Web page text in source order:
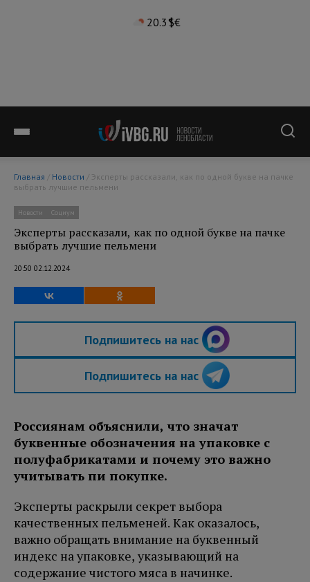
20.3°$€
Главная / Новости
выбрать лучшие пельмени
Новости Социум
Эксперты рассказали, как по одной букве на пачке
выбрать лучшие пельмени
20:50 02.12.2024
Подпишитесь на нас
Подпишитесь на нас
Россиянам объяснили, что значат
буквенные обозначения на упаковке с
полуфабрикатами и почему это важно
учитывать пи покупке.
Эксперты раскрыли секрет выбора
качественных пельменей. Как оказалось,
важно обращать внимание на буквенный
индекс на упаковке, указывающий на
содержание чистого мяса в начинке.